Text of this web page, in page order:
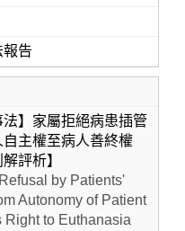
報告
法】家屬拒絕病患插管
主權至病人善終權
評析】
by Patients'
Autonomy of Patient
Right to Euthanasia